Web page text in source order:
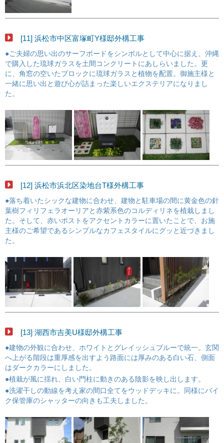
[11] 浜松市中区富塚町Y様邸外構工事
●ご夫婦の思い出のサーフボードをシンボルとして中心に据え、沖縄
で購入した琉球ガラスを土間コンクリートにあしらいました。更
に、角窓の空いたブロックに琉球ガラスと植物を配置。御施主様と
一緒に思い出と遊び心が詰まった楽しいエクステリアになりまし
た。
[12] 浜松市浜北区染地台T様外構工事
●落ち着いたシックな建物に合わせ、建物と駐車場の間に黄金色の針
葉樹フィリフェラオーリアと赤紫系色のコルディリネを植栽しまし
た。そして、赤いポストをアクセントカラーに置いたことで、お施
主様のご希望であるシンプルなカフェスタイルにグッと近づきまし
た。
[13] 湖西市吉美U様邸外構工事
●建物の外観に合わせ、ホワイトとグレイッシュブルーで統一。玄関
へ上がる階段は重厚感を出すよう路面には厚みのある白い石、側面
はダークカラーにしました。
●植栽が風に揺れ、白い門柱に動きのある陰影を映し出します。
●洗濯干しの動線を考え家の間口全てをウッドデッキに。同様にバイ
ク保管庫のシャッターの向きも工夫しました。